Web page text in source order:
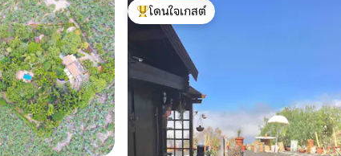
โดนใจเกสต์ที่สุด
โดนใจเกสต์